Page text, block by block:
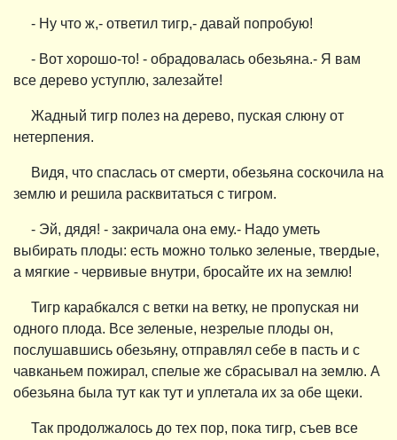
- Ну что ж,- ответил тигр,- давай попробую!
- Вот хорошо-то! - обрадовалась обезьяна.- Я вам
все дерево уступлю, залезайте!
Жадный тигр полез на дерево, пуская слюну от
нетерпения.
Видя, что спаслась от смерти, обезьяна соскочила на
землю и решила расквитаться с тигром.
- Эй, дядя! - закричала она ему.- Надо уметь
выбирать плоды: есть можно только зеленые, твердые,
а мягкие - червивые внутри, бросайте их на землю!
Тигр карабкался с ветки на ветку, не пропуская ни
одного плода. Все зеленые, незрелые плоды он,
послушавшись обезьяну, отправлял себе в пасть и с
чавканьем пожирал, спелые же сбрасывал на землю. А
обезьяна была тут как тут и уплетала их за обе щеки.
Так продолжалось до тех пор, пока тигр, съев все